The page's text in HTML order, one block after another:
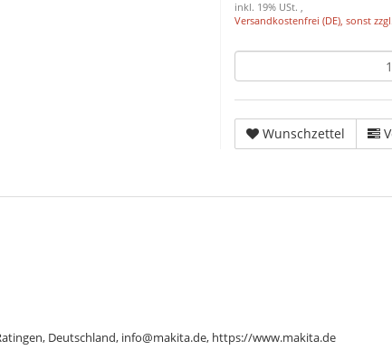
inkl. 19% USt. ,
Versandkostenfrei (DE), sonst
Wunschzettel
Deutschland, info@makita.de, https://www.makita.de